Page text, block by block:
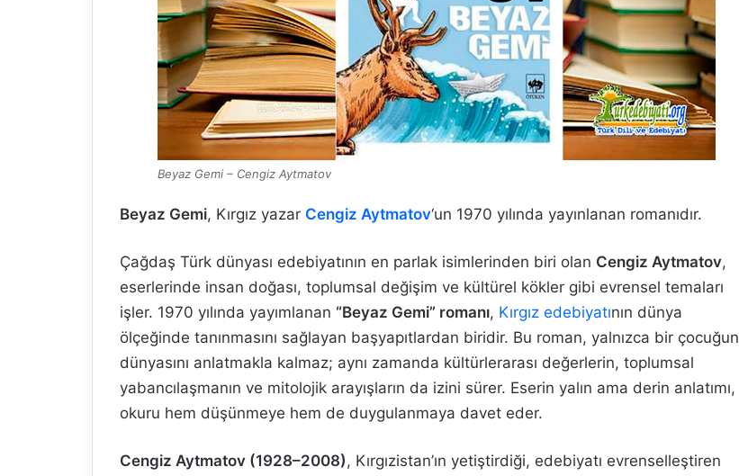
Beyaz Gemi – Cengiz Aytmatov
Beyaz Gemi, Kırgız yazar Cengiz Aytmatov‘un 1970 yılında yayınlanan romanıdır.
Çağdaş Türk dünyası edebiyatının en parlak isimlerinden biri olan Cengiz Aytmatov,
eserlerinde insan doğası, toplumsal değişim ve kültürel kökler gibi evrensel temaları
işler. 1970 yılında yayımlanan “Beyaz Gemi” romanı, Kırgız edebiyatının dünya
ölçeğinde tanınmasını sağlayan başyapıtlardan biridir. Bu roman, yalnızca bir çocuğun
dünyasını anlatmakla kalmaz; aynı zamanda kültürlerarası değerlerin, toplumsal
yabancılaşmanın ve mitolojik arayışların da izini sürer. Eserin yalın ama derin anlatımı,
okuru hem düşünmeye hem de duygulanmaya davet eder.
Cengiz Aytmatov (1928–2008), Kırgızistan’ın yetiştirdiği, edebiyatı evrenselleştiren